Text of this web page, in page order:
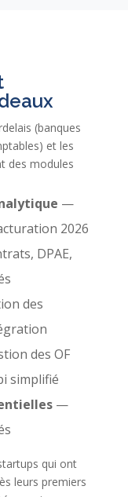
(banques
et les
des modules
—
2026
DPAE,
des
des OF
simplifié
—
qui ont
leurs premiers